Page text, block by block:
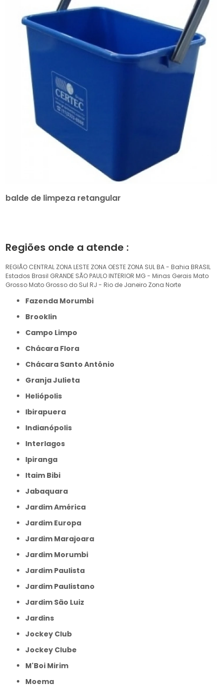
balde de limpeza retangular
Regiões onde a atende :
REGIÃO CENTRAL ZONA LESTE ZONA OESTE ZONA SUL BA - Bahia BRASIL
Estados Brasil GRANDE SÃO PAULO INTERIOR MG - Minas Gerais Mato
Grosso Mato Grosso do Sul RJ - Rio de Janeiro Zona Norte
Fazenda Morumbi
Brooklin
Campo Limpo
Chácara Flora
Chácara Santo Antônio
Granja Julieta
Heliópolis
Ibirapuera
Indianópolis
Interlagos
Ipiranga
Itaim Bibi
Jabaquara
Jardim América
Jardim Europa
Jardim Marajoara
Jardim Morumbi
Jardim Paulista
Jardim Paulistano
Jardim São Luiz
Jardins
Jockey Club
Jockey Clube
M'Boi Mirim
Moema